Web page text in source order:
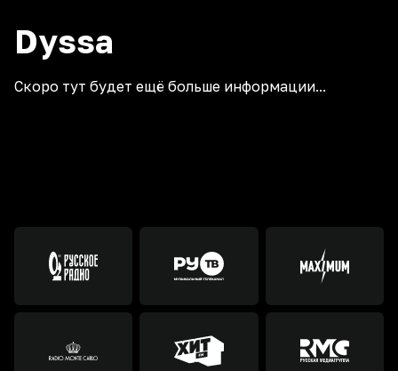
Dyssa
Скоро тут будет ещё больше информации...